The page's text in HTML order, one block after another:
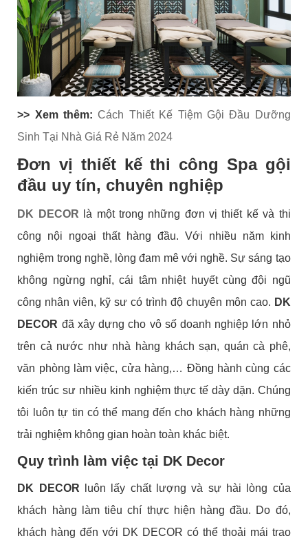
>> Xem thêm: Cách Thiết Kế Tiệm Gội Đầu Dưỡng
Sinh Tại Nhà Giá Rẻ Năm 2024
Đơn vị thiết kế thi công Spa gội
đầu uy tín, chuyên nghiệp
DK DECOR là một trong những đơn vị thiết kế và thi
công nội ngoại thất hàng đầu. Với nhiều năm kinh
nghiệm trong nghề, lòng đam mê với nghề. Sự sáng tạo
không ngừng nghỉ, cái tâm nhiệt huyết cùng đội ngũ
công nhân viên, kỹ sư có trình độ chuyên môn cao. DK
DECOR đã xây dựng cho vô số doanh nghiệp lớn nhỏ
trên cả nước như nhà hàng khách sạn, quán cà phê,
văn phòng làm việc, cửa hàng,… Đồng hành cùng các
kiến ​​trúc sư nhiều kinh nghiệm thực tế dày dặn. Chúng
tôi luôn tự tin có thể mang đến cho khách hàng những
trải nghiệm không gian hoàn toàn khác biệt.
Quy trình làm việc tại DK Decor
DK DECOR luôn lấy chất lượng và sự hài lòng của
khách hàng làm tiêu chí thực hiện hàng đầu. Do đó,
khách hàng đến với DK DECOR có thể thoải mái trao